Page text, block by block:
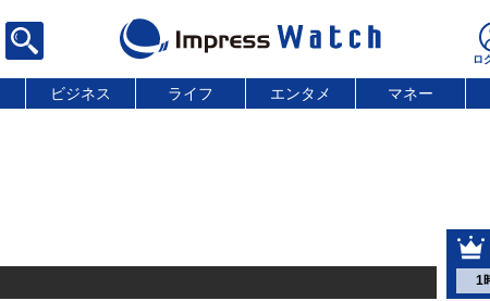
ビジネス ライフ エンタメ マネー
1